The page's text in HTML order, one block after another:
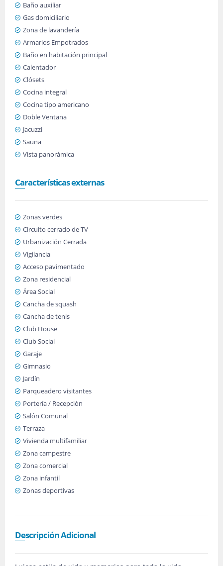
Baño auxiliar
Gas domiciliario
Zona de lavandería
Armarios Empotrados
Baño en habitación principal
Calentador
Clósets
Cocina integral
Cocina tipo americano
Doble Ventana
Jacuzzi
Sauna
Vista panorámica
Características externas
Zonas verdes
Circuito cerrado de TV
Urbanización Cerrada
Vigilancia
Acceso pavimentado
Zona residencial
Área Social
Cancha de squash
Cancha de tenis
Club House
Club Social
Garaje
Gimnasio
Jardín
Parqueadero visitantes
Portería / Recepción
Salón Comunal
Terraza
Vivienda multifamiliar
Zona campestre
Zona comercial
Zona infantil
Zonas deportivas
Descripción Adicional